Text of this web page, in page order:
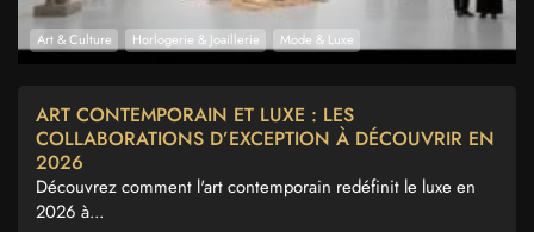
Art & Culture Horlogerie & Joaillerie Mode & Luxe
ART CONTEMPORAIN ET LUXE : LES
COLLABORATIONS D’EXCEPTION À DÉCOUVRIR EN
2026
Découvrez comment l'art contemporain redéfinit le luxe en
2026 à...